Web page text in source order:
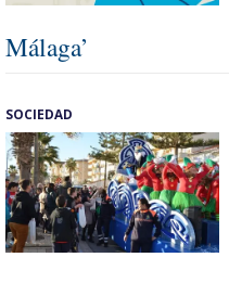
Málaga’
SOCIEDAD